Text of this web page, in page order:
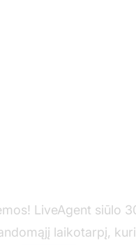
LiveAgent siūlo
laikotarpį,